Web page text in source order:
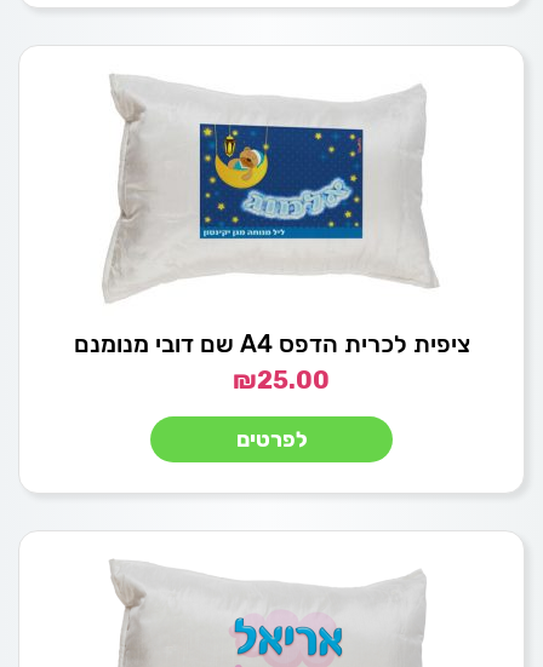
ציפית לכרית הדפס A4 שם דובי מנומנם
₪25.00
לפרטים